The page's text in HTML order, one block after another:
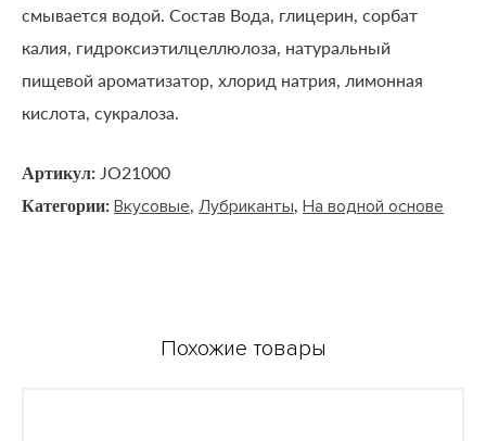
смывается водой. Состав Вода, глицерин, сорбат
калия, гидроксиэтилцеллюлоза, натуральный
пищевой ароматизатор, хлорид натрия, лимонная
кислота, сукралоза.
Артикул: JO21000
Категории: Вкусовые, Лубриканты, На водной основе
Похожие товары